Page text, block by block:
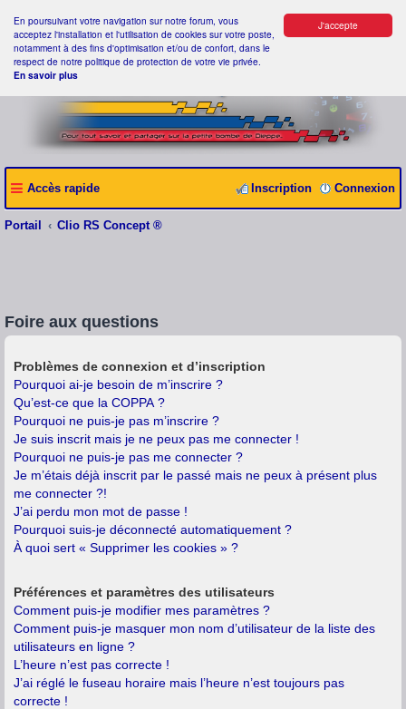
J'accepte
En poursuivant votre navigation sur notre forum, vous
acceptez l'installation et l'utilisation de cookies sur votre poste,
notamment à des fins d'optimisation et/ou de confort, dans le
respect de notre politique de protection de votre vie privée.
En savoir plus
Accès rapide Connexion
Inscription
Portail Clio RS Concept ®
Foire aux questions
Problèmes de connexion et d’inscription
Pourquoi ai-je besoin de m’inscrire ?
Qu’est-ce que la COPPA ?
Pourquoi ne puis-je pas m’inscrire ?
Je suis inscrit mais je ne peux pas me connecter !
Pourquoi ne puis-je pas me connecter ?
Je m’étais déjà inscrit par le passé mais ne peux à présent plus
me connecter ?!
J’ai perdu mon mot de passe !
Pourquoi suis-je déconnecté automatiquement ?
À quoi sert « Supprimer les cookies » ?
Préférences et paramètres des utilisateurs
Comment puis-je modifier mes paramètres ?
Comment puis-je masquer mon nom d’utilisateur de la liste des
utilisateurs en ligne ?
L’heure n’est pas correcte !
J’ai réglé le fuseau horaire mais l’heure n’est toujours pas
correcte !